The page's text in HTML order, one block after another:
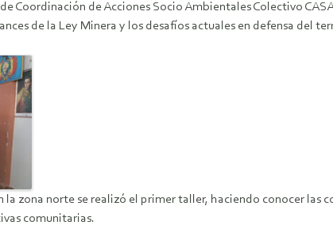
Coordinación de Acciones Socio Ambientales Colectivo
de la Ley Minera y los desafíos actuales en defensa del
la zona norte se realizó el primer taller, haciendo conocer
comunitarias.